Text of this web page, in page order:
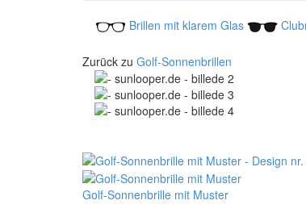
Brillen mit klarem Glas
Zurück zu Golf-Sonnenbrillen
Golf-Sonnenbrille mit Muster